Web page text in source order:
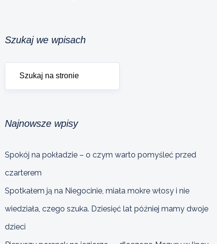
Szukaj we wpisach
Najnowsze wpisy
Spokój na pokładzie – o czym warto pomyśleć przed
czarterem
Spotkałem ją na Niegocinie, miała mokre włosy i nie
wiedziała, czego szuka. Dziesięć lat później mamy dwoje
dzieci